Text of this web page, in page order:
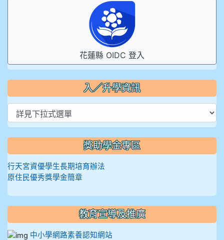
花蓮縣 OIDC 登入
入／升學資訊
獎助學金專區
行天宮資優學生長期培育辦法
原住民優秀獎學金簡章
教育宣導及推廣
中小學網路素養認知網站